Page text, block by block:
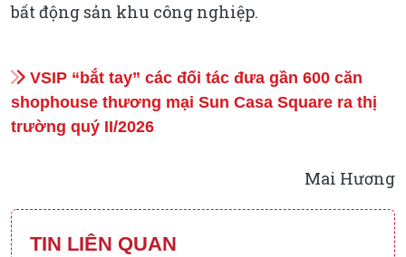
bất động sản khu công nghiệp.
VSIP “bắt tay” các đối tác đưa gần 600 căn
shophouse thương mại Sun Casa Square ra thị
trường quý II/2026
Mai Hương
TIN LIÊN QUAN